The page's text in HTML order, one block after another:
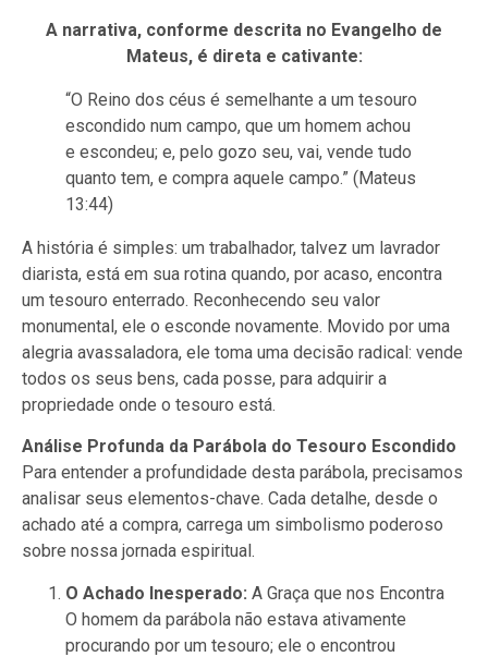
A narrativa, conforme descrita no Evangelho de
Mateus, é direta e cativante:
“O Reino dos céus é semelhante a um tesouro
escondido num campo, que um homem achou
e escondeu; e, pelo gozo seu, vai, vende tudo
quanto tem, e compra aquele campo.” (Mateus
13:44)
A história é simples: um trabalhador, talvez um lavrador
diarista, está em sua rotina quando, por acaso, encontra
um tesouro enterrado. Reconhecendo seu valor
monumental, ele o esconde novamente. Movido por uma
alegria avassaladora, ele toma uma decisão radical: vende
todos os seus bens, cada posse, para adquirir a
propriedade onde o tesouro está.
Análise Profunda da Parábola do Tesouro Escondido
Para entender a profundidade desta parábola, precisamos
analisar seus elementos-chave. Cada detalhe, desde o
achado até a compra, carrega um simbolismo poderoso
sobre nossa jornada espiritual.
O Achado Inesperado: A Graça que nos Encontra
O homem da parábola não estava ativamente
procurando por um tesouro; ele o encontrou